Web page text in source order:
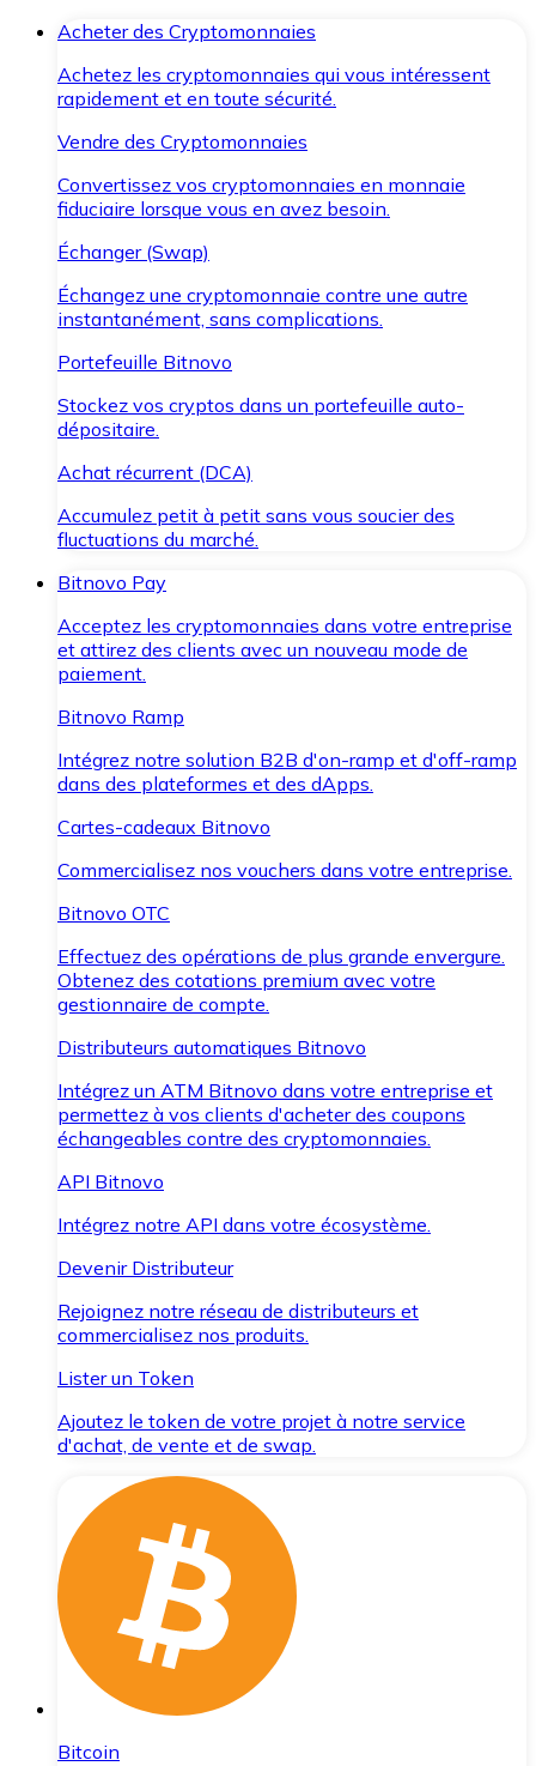
Acheter des Cryptomonnaies
Achetez les cryptomonnaies qui vous intéressent
rapidement et en toute sécurité.
Vendre des Cryptomonnaies
Convertissez vos cryptomonnaies en monnaie
fiduciaire lorsque vous en avez besoin.
Échanger (Swap)
Échangez une cryptomonnaie contre une autre
instantanément, sans complications.
Portefeuille Bitnovo
Stockez vos cryptos dans un portefeuille auto-
dépositaire.
Achat récurrent (DCA)
Accumulez petit à petit sans vous soucier des
fluctuations du marché.
Bitnovo Pay
Acceptez les cryptomonnaies dans votre entreprise
et attirez des clients avec un nouveau mode de
paiement.
Bitnovo Ramp
Intégrez notre solution B2B d'on-ramp et d'off-ramp
dans des plateformes et des dApps.
Cartes-cadeaux Bitnovo
Commercialisez nos vouchers dans votre entreprise.
Bitnovo OTC
Effectuez des opérations de plus grande envergure.
Obtenez des cotations premium avec votre
gestionnaire de compte.
Distributeurs automatiques Bitnovo
Intégrez un ATM Bitnovo dans votre entreprise et
permettez à vos clients d'acheter des coupons
échangeables contre des cryptomonnaies.
API Bitnovo
Intégrez notre API dans votre écosystème.
Devenir Distributeur
Rejoignez notre réseau de distributeurs et
commercialisez nos produits.
Lister un Token
Ajoutez le token de votre projet à notre service
d'achat, de vente et de swap.
Bitcoin